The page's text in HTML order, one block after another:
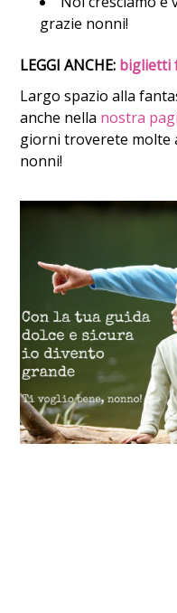
grazie nonni!
LEGGI ANCHE: biglietti
Largo spazio alla
anche nella nostra
giorni troverete molte
nonni!